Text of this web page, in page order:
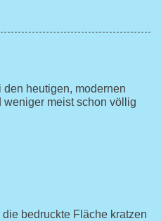
den heutigen, modernen
weniger meist schon völlig
bedruckte Fläche kratzen